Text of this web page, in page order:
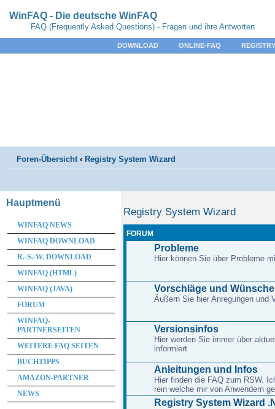
WinFAQ - Die deutsche WinFAQ
FAQ (Frequently Asked Questions) - Fragen und ihre Antworten
DOWNLOAD ONLINE-FAQ
Foren-Übersicht ‹ Registry System Wizard
Registry System Wizard
FORUM
Probleme
Hier können Sie über Probleme
Vorschläge und Wünsche
Äußern Sie hier Anregungen und
Versionsinfos
Hier werden Sie immer über
informiert
Anleitungen und Infos
Hier finden die FAQ zum RSW.
rein welche mir von Anwendern
Registry System Wizard
Hauptmenü
WINFAQ NEWS
WINFAQ DOWNLOAD
R.-S.-W. DOWNLOAD
WINFAQ (HTML)
WINFAQ (JAVA)
FORUM
WINFAQ-
PARTNERSEITEN
WEITERE FAQ SEITEN
BUCHTIPPS
AMAZON-PARTNER
NEWS